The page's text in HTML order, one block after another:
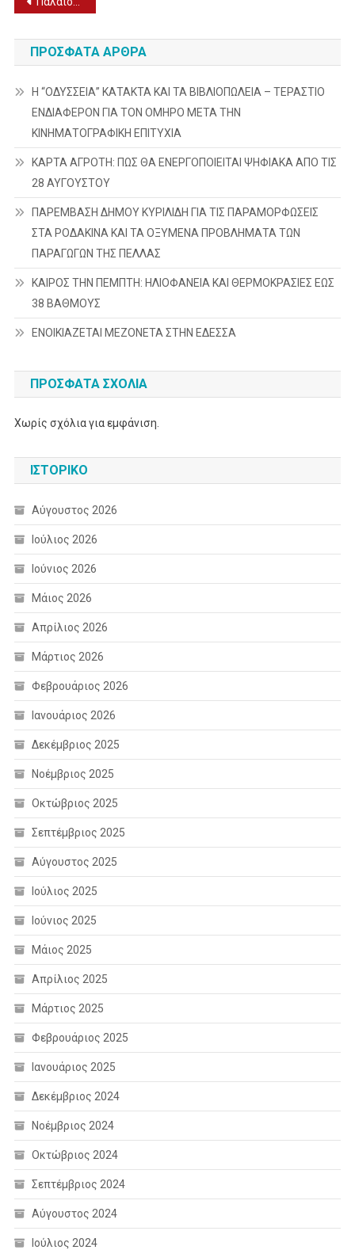
άρθρων
ΠΡΌΣΦΑΤΑ ΆΡΘΡΑ
Η “ΟΔΥΣΣΕΙΑ” ΚΑΤΑΚΤΑ ΚΑΙ ΤΑ ΒΙΒΛΙΟΠΩΛΕΙΑ – ΤΕΡΑΣΤΙΟ
ΕΝΔΙΑΦΕΡΟΝ ΓΙΑ ΤΟΝ ΟΜΗΡΟ ΜΕΤΑ ΤΗΝ
ΚΙΝΗΜΑΤΟΓΡΑΦΙΚΗ ΕΠΙΤΥΧΙΑ
ΚΑΡΤΑ ΑΓΡΟΤΗ: ΠΩΣ ΘΑ ΕΝΕΡΓΟΠΟΙΕΙΤΑΙ ΨΗΦΙΑΚΑ ΑΠΟ ΤΙΣ
28 ΑΥΓΟΥΣΤΟΥ
ΠΑΡΕΜΒΑΣΗ ΔΗΜΟΥ ΚΥΡΙΛΙΔΗ ΓΙΑ ΤΙΣ ΠΑΡΑΜΟΡΦΩΣΕΙΣ
ΣΤΑ ΡΟΔΑΚΙΝΑ ΚΑΙ ΤΑ ΟΞΥΜΕΝΑ ΠΡΟΒΛΗΜΑΤΑ ΤΩΝ
ΠΑΡΑΓΩΓΩΝ ΤΗΣ ΠΕΛΛΑΣ
ΚΑΙΡΟΣ ΤΗΝ ΠΕΜΠΤΗ: ΗΛΙΟΦΑΝΕΙΑ ΚΑΙ ΘΕΡΜΟΚΡΑΣΙΕΣ ΕΩΣ
38 ΒΑΘΜΟΥΣ
ΕΝΟΙΚΙΑΖΕΤΑΙ ΜΕΖΟΝΕΤΑ ΣΤΗΝ ΕΔΕΣΣΑ
ΠΡΌΣΦΑΤΑ ΣΧΌΛΙΑ
Χωρίς σχόλια για εμφάνιση.
ΙΣΤΟΡΙΚΌ
Αύγουστος 2026
Ιούλιος 2026
Ιούνιος 2026
Μάιος 2026
Απρίλιος 2026
Μάρτιος 2026
Φεβρουάριος 2026
Ιανουάριος 2026
Δεκέμβριος 2025
Νοέμβριος 2025
Οκτώβριος 2025
Σεπτέμβριος 2025
Αύγουστος 2025
Ιούλιος 2025
Ιούνιος 2025
Μάιος 2025
Απρίλιος 2025
Μάρτιος 2025
Φεβρουάριος 2025
Ιανουάριος 2025
Δεκέμβριος 2024
Νοέμβριος 2024
Οκτώβριος 2024
Σεπτέμβριος 2024
Αύγουστος 2024
Ιούλιος 2024